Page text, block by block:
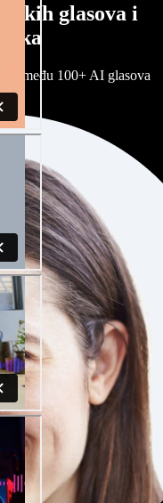
glasova i
među 100+ AI glasova